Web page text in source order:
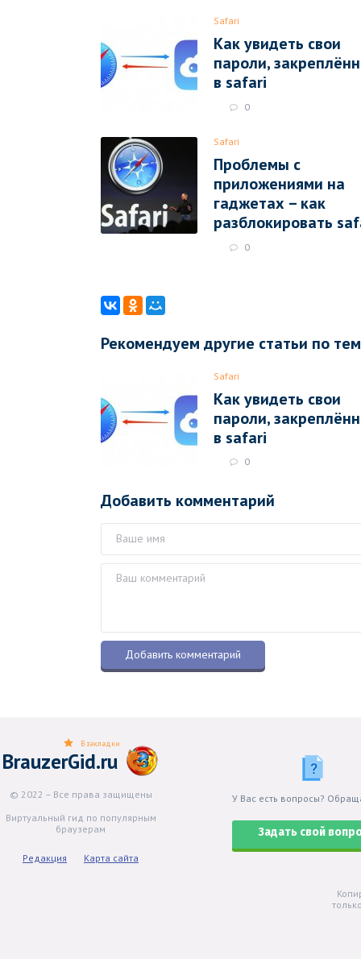
Safari
Как увидеть свои
пароли,
в safari
0
Safari
Проблемы с
приложениями на
гаджетах – как
разблокировать
0
Рекомендуем другие статьи по
Safari
Как увидеть свои
пароли,
в safari
0
Добавить комментарий
BrauzerGid.ru
© 2022 – Все права защищены
Виртуальный гид по популярным
браузерам
Редакция Карта сайта
В закладки
У Вас есть вопросы?
Задать свой